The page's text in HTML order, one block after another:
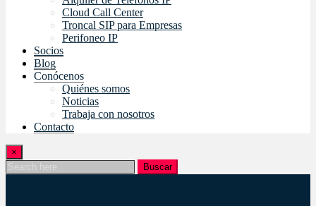
Cloud Call Center
Troncal SIP para Empresas
Perifoneo IP
Socios
Blog
Conócenos
Quiénes somos
Noticias
Trabaja con nosotros
Contacto
×
Buscar